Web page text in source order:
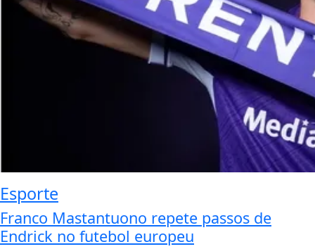
Esporte
Franco Mastantuono repete passos de
Endrick no futebol europeu